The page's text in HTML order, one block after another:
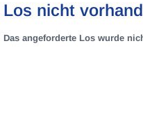
Los nicht
Das angeforderte Los wurde